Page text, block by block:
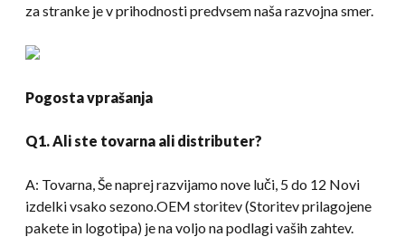
za stranke je v prihodnosti predvsem naša razvojna smer.
Pogosta vprašanja
Q1. Ali ste tovarna ali distributer?
A: Tovarna, Še naprej razvijamo nove luči, 5 do 12 Novi
izdelki vsako sezono.OEM storitev (Storitev prilagojene
pakete in logotipa) je na voljo na podlagi vaših zahtev.